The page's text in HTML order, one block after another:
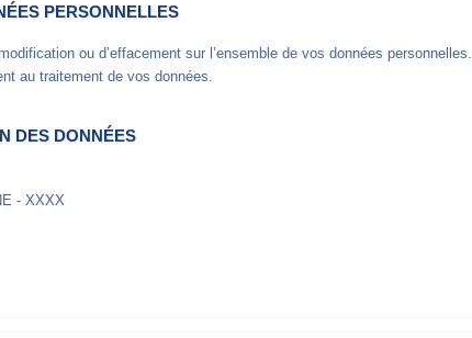
PERSONNELLES
ou d’effacement sur l’ensemble de vos données personnelles.
au traitement de vos données.
DES DONNÉES
- XXXX